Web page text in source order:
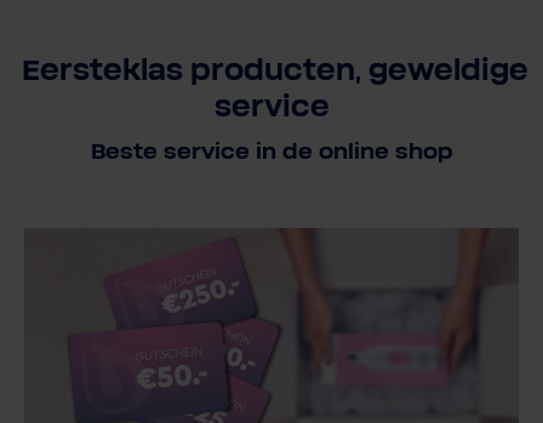
Eersteklas producten, geweldige
service
Beste service in de online shop